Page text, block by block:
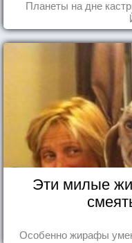
Планеты на дне
Эти милые
Особенно жирафы